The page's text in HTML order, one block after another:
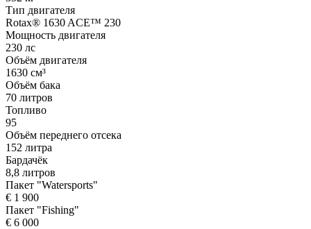
Тип двигателя
Rotax® 1630 ACE™ 230
Мощность двигателя
230 лс
Объём двигателя
1630 см³
Объём бака
70 литров
Топливо
95
Объём переднего отсека
152 литра
Бардачёк
8,8 литров
Пакет "Watersports"
€ 1 900
Пакет "Fishing"
€ 6 000